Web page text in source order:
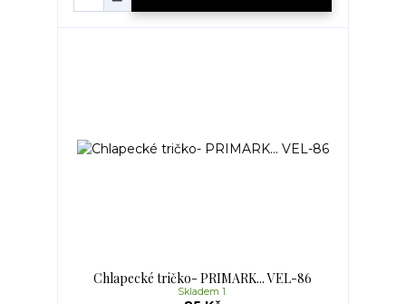
Chlapecké tričko- PRIMARK... VEL-86
Skladem 1